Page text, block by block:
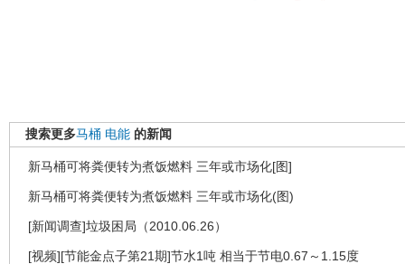
搜索更多马桶 电能 的新闻
新马桶可将粪便转为煮饭燃料 三年或市场化[图]
新马桶可将粪便转为煮饭燃料 三年或市场化(图)
[新闻调查]垃圾困局（2010.06.26）
[视频][节能金点子第21期]节水1吨 相当于节电0.67～1.15度